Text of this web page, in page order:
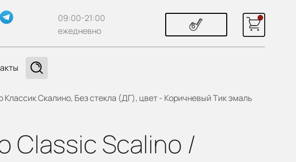
09:00-21:00
ежедневно
Скалино, Без стекла (ДГ), цвет - Коричневый Тик эмаль
Classic Scalino /